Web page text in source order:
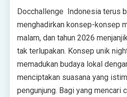
Docchallenge Indonesia terus
menghadirkan konsep-konsep
malam, dan tahun 2026
tak terlupakan. Konsep unik
memadukan budaya lokal
menciptakan suasana yang
pengunjung. Bagi yang mencari